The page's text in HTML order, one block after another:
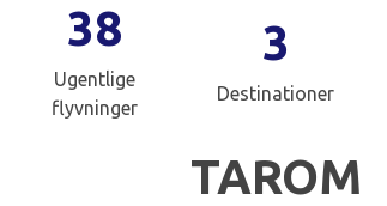
38
Ugentlige
flyvninger
3
Destinationer
TAROM